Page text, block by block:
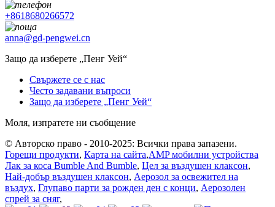
+8618680266572
anna@gd-pengwei.cn
Защо да изберете „Пенг Уей“
Свържете се с нас
Често задавани въпроси
Защо да изберете „Пенг Уей“
Моля, изпратете ни съобщение
© Авторско право - 2010-2025: Всички права запазени.
Горещи продукти, Карта на сайта,AMP мобилни устройства
Лак за коса Bumble And Bumble, Цел за въздушен клаксон,
Най-добър въздушен клаксон, Аерозол за освежител на
въздух, Глупаво парти за рожден ден с конци, Аерозолен
спрей за сняг,